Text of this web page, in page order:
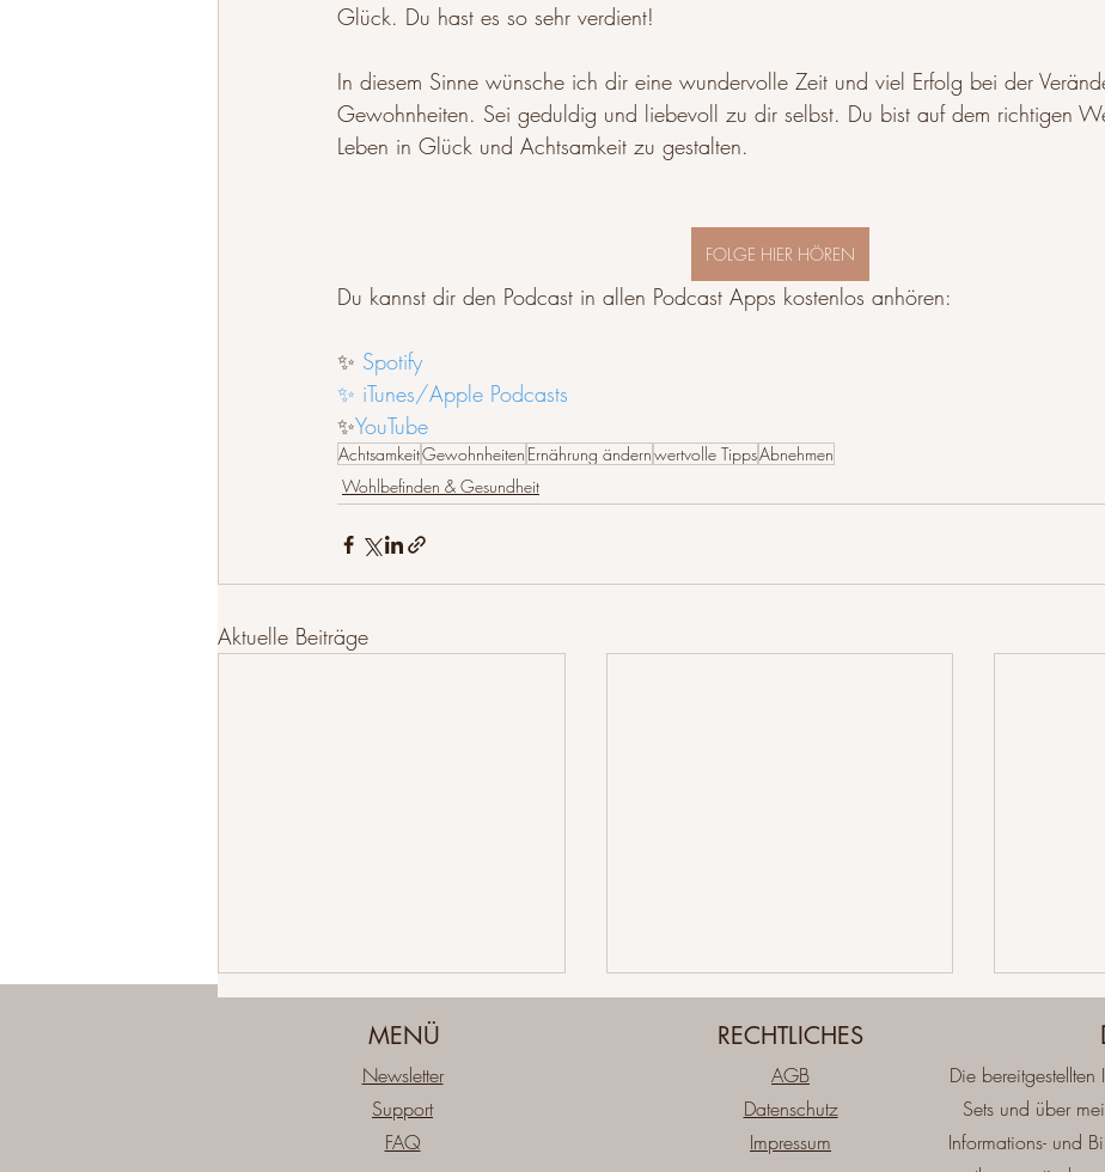
Glück. Du hast es so sehr verdient!
In diesem Sinne wünsche ich dir eine wundervolle Zeit und viel Erfolg bei der
Gewohnheiten. Sei geduldig und liebevoll zu dir selbst. Du bist auf dem richtigen
Leben in Glück und Achtsamkeit zu gestalten.
FOLGE HIER HÖREN
Du kannst dir den Podcast in allen Podcast Apps kostenlos anhören:
✨ Spotify
✨ iTunes/Apple Podcasts
✨YouTube
AchtsamkeitGewohnheiten Ernährung ändernwertvolle TippsAbnehmen
Wohlbefinden & Gesundheit
Aktuelle Beiträge
MENÜ
Newsletter
Support
FAQ
RECHTLICHES
AGB
Datenschutz
Impressum
Die
Sets und über
Informations- und